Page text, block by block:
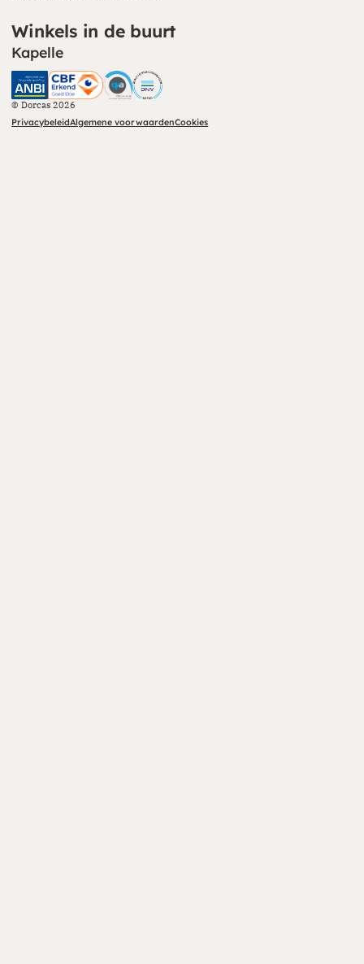
Winkels in de buurt
Kapelle
CBF (opent in nieuw venster)
CHS (opent in nieuw venster)
© Dorcas 2026
PrivacybeleidAlgemene voorwaardenCookies